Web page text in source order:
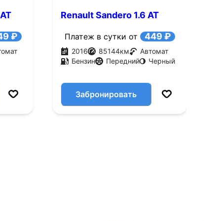
₽
Renault Sandero 1.6 AT
Платеж в сутки от 449 ₽
2016 85144км
Автомат
Бензин
Передний Черный
Забронировать